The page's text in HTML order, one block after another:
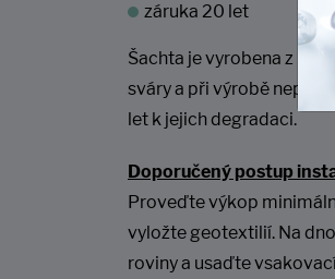
záruka 20 let
Šachta je vyrobena z PE
sváry a při výrobě
let k jejich degradaci.
Doporučený postup
Proveďte výkop
vyložte geotextilií. Na
roviny a usaďte